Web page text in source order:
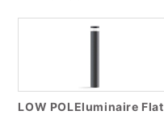
LOW POLEluminaire Flat